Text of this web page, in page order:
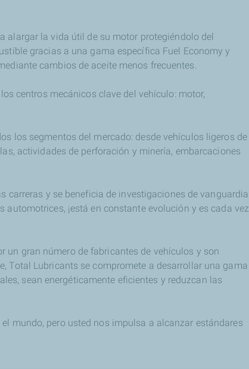
alargar la vida útil de su motor protegiéndolo del
gracias a una gama específica Fuel Economy y
cambios de aceite menos frecuentes.
centros mecánicos clave del vehículo: motor,
los segmentos del mercado: desde vehículos ligeros de
actividades de perforación y minería, embarcaciones
y se beneficia de investigaciones de vanguardia.
¡está en constante evolución y es cada vez
un gran número de fabricantes de vehículos y son
Total Lubricants se compromete a desarrollar una gama
sean energéticamente eficientes y reduzcan las
mundo, pero usted nos impulsa a alcanzar estándares